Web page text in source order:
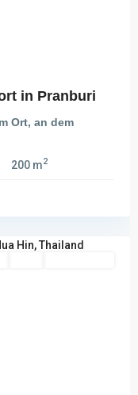
in Pranburi
Ort, an dem
200 m2